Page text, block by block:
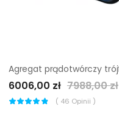
6006,00 zł 7988,00 zł
( 46 Opinii )